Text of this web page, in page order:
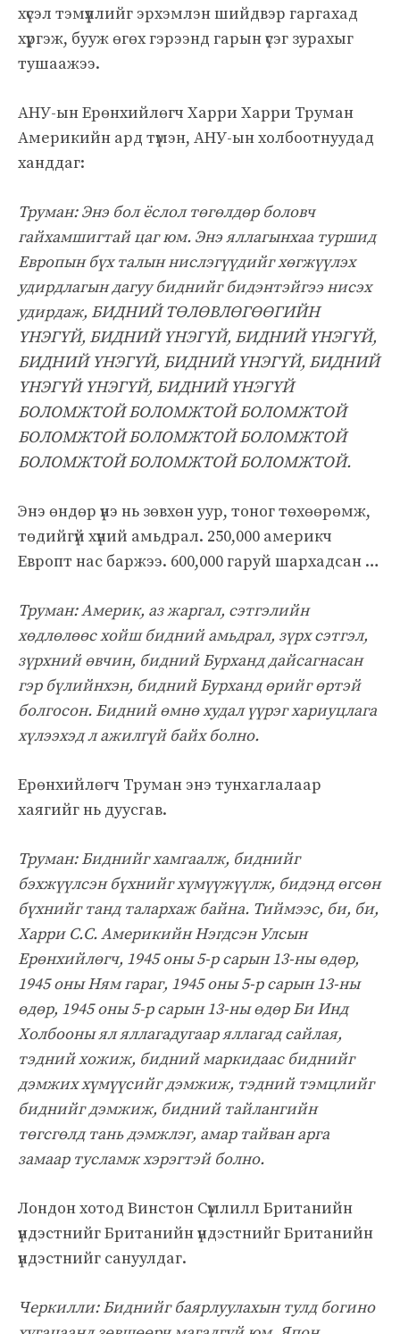
хүсэл тэмүүллийг эрхэмлэн шийдвэр гаргахад
хүргэж, бууж өгөх гэрээнд гарын үсэг зурахыг
тушаажээ.
АНУ-ын Ерөнхийлөгч Харри Харри Труман
Америкийн ард түмэн, АНУ-ын холбоотнуудад
ханддаг:
Труман: Энэ бол ёслол төгөлдөр боловч
гайхамшигтай цаг юм. Энэ яллагынхаа туршид
Европын бүх талын нислэгүүдийг хөгжүүлэх
удирдлагын дагуу биднийг бидэнтэйгээ нисэх
удирдаж, БИДНИЙ ТӨЛӨВЛӨГӨӨГИЙН
ҮНЭГҮЙ, БИДНИЙ ҮНЭГҮЙ, БИДНИЙ ҮНЭГҮЙ,
БИДНИЙ ҮНЭГҮЙ, БИДНИЙ ҮНЭГҮЙ, БИДНИЙ
ҮНЭГҮЙ ҮНЭГҮЙ, БИДНИЙ ҮНЭГҮЙ
БОЛОМЖТОЙ БОЛОМЖТОЙ БОЛОМЖТОЙ
БОЛОМЖТОЙ БОЛОМЖТОЙ БОЛОМЖТОЙ
БОЛОМЖТОЙ БОЛОМЖТОЙ БОЛОМЖТОЙ.
Энэ өндөр үнэ нь зөвхөн уур, тоног төхөөрөмж,
төдийгүй хүний ​​амьдрал. 250,000 америкч
Европт нас баржээ. 600,000 гаруй шархадсан …
Труман: Америк, аз жаргал, сэтгэлийн
хөдлөлөөс хойш бидний амьдрал, зүрх сэтгэл,
зүрхний өвчин, бидний Бурханд дайсагнасан
гэр бүлийнхэн, бидний Бурханд өрийг өртэй
болгосон. Бидний өмнө худал үүрэг хариуцлага
хүлээхэд л ажилгүй байх болно.
Ерөнхийлөгч Труман энэ тунхаглалаар
хаягийг нь дуусгав.
Труман: Биднийг хамгаалж, биднийг
бэхжүүлсэн бүхнийг хүмүүжүүлж, бидэнд өгсөн
бүхнийг танд талархаж байна. Тиймээс, би, би,
Харри С.С. Америкийн Нэгдсэн Улсын
Ерөнхийлөгч, 1945 оны 5-р сарын 13-ны өдөр,
1945 оны Ням гараг, 1945 оны 5-р сарын 13-ны
өдөр, 1945 оны 5-р сарын 13-ны өдөр Би Инд
Холбооны ял яллагадугаар яллагад сайлая,
тэдний хожиж, бидний маркидаас биднийг
дэмжих хүмүүсийг дэмжиж, тэдний тэмцлийг
биднийг дэмжиж, бидний тайлангийн
төгсгөлд тань дэмжлэг, амар тайван арга
замаар тусламж хэрэгтэй болно.
Лондон хотод Винстон Сүмлилл Британийн
үндэстнийг Британийн үндэстнийг Британийн
үндэстнийг сануулдаг.
Черкилли: Биднийг баярлуулахын тулд богино